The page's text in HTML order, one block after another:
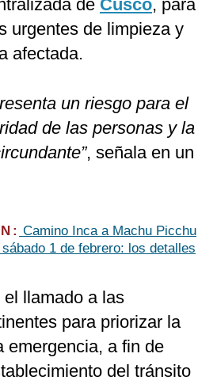
de Cusco, para
urgentes de limpieza y
afectada.
un riesgo para el
de las personas y la
, señala en un
Camino Inca a Machu Picchu
1 de febrero: los detalles
llamado a las
para priorizar la
emergencia, a fin de
del tránsito